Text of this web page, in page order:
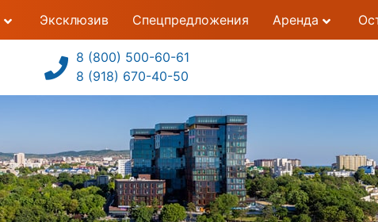
Эксклюзив Спецпредложения Аренда
8 (800) 500-60-61
8 (918) 670-40-50